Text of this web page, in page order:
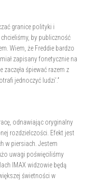
granice polityki i
by publiczność
Wiem, że Freddie bardzo
zapisany fonetycznie na
śpiewać razem z
jednoczyć ludzi’.”
odnawiając oryginalny
rozdzielczości. Efekt jest
w piersiach. Jestem
uwagi poświęciliśmy
IMAX widzowie będą
świetności w